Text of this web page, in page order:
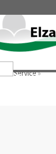
»Service»
& Service